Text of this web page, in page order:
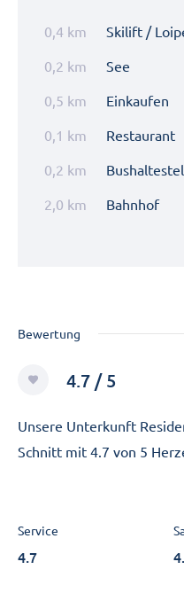
Skilift /
0,4 km
See
0,2 km
Einkaufen
0,5 km
Restaurant
0,1 km
0,2 km
Bahnhof
2,0 km
Bewertung
4.7 / 5
Unsere Unterkunft
Schnitt mit 4.7 von 5
Service
4.7